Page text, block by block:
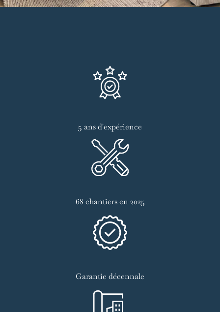
5 ans d'expérience
68 chantiers en 2025
Garantie décennale